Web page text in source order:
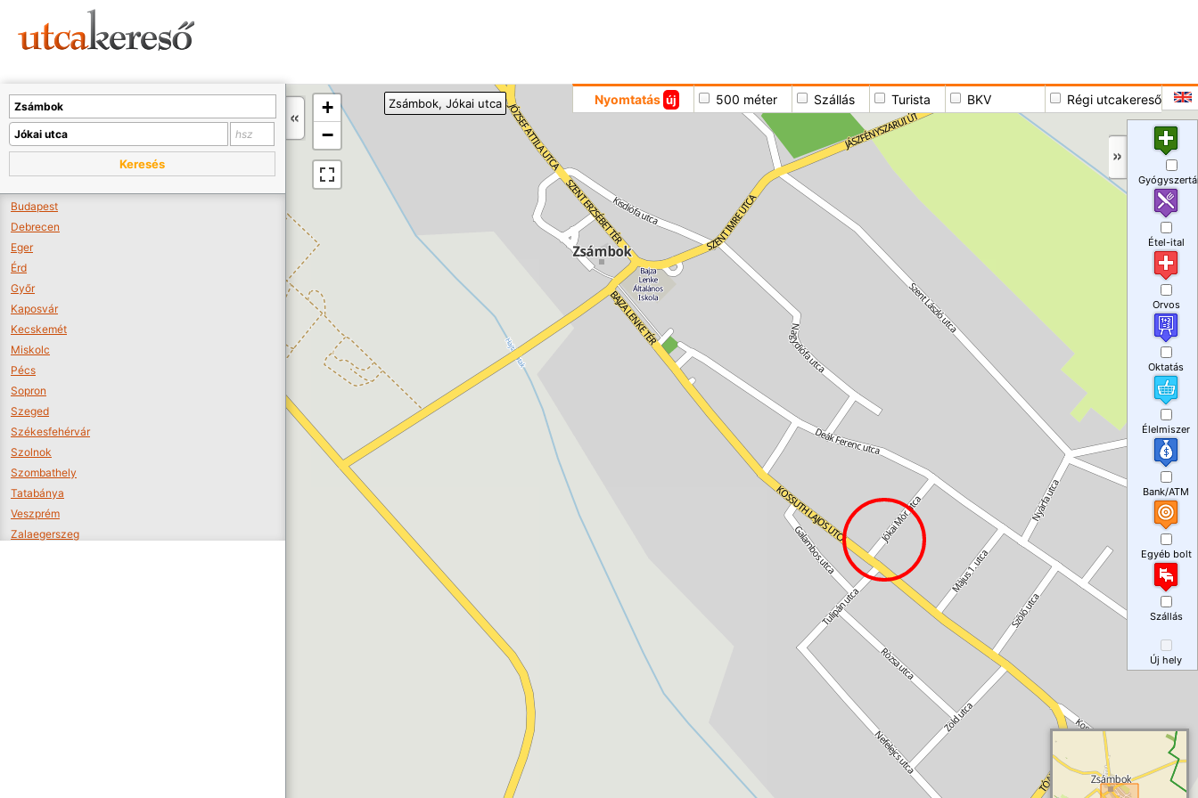
+
−
Nyomtatás új 500 méter Szállás Turista BKV Régi utcakereső
Zsámbok, Jókai utca
Keresés
Budapest
Debrecen
Eger
Érd
Győr
Kaposvár
Kecskemét
Miskolc
Pécs
Sopron
Szeged
Székesfehérvár
Szolnok
Szombathely
Tatabánya
Veszprém
Zalaegerszeg
Étel-ital
Orvos
Oktatás
Élelmiszer
Bank/ATM
Egyéb bolt
Szállás
Új hely
A térképet kicsinyíteni kell, hogy látszódjanak a boltok.
Boltok látszódjanak >>